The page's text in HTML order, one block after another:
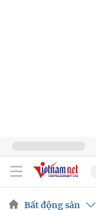
Bất động sản